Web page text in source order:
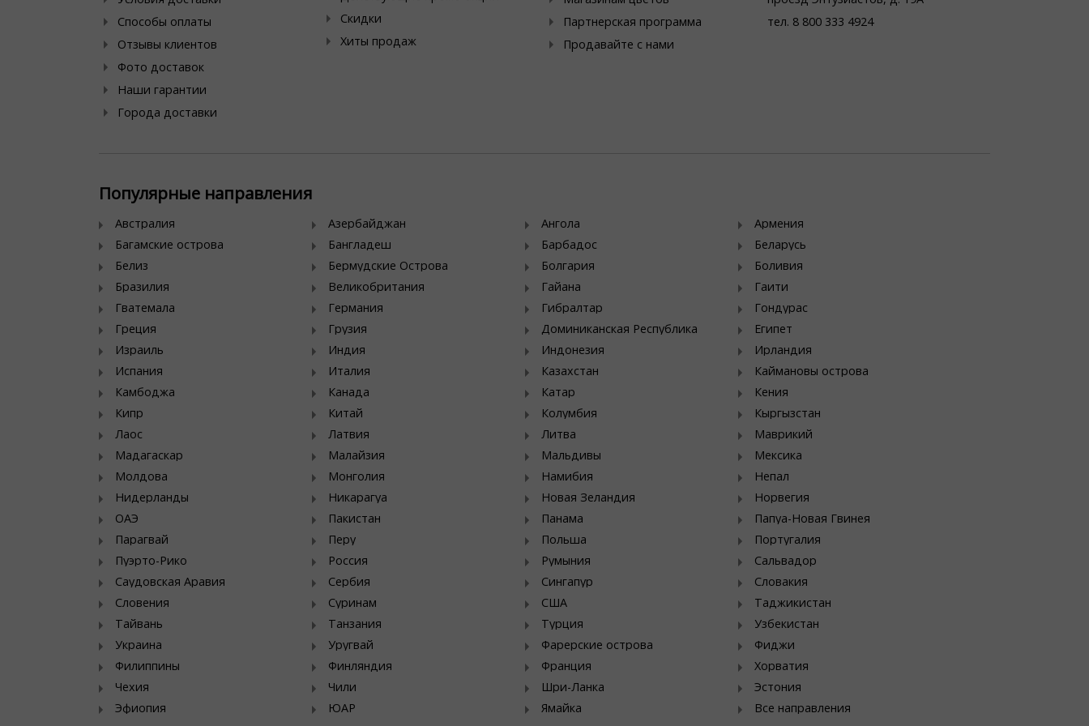
Способы оплаты
Отзывы клиентов
Фото доставок
Наши гарантии
Города доставки
Скидки
Хиты продаж
Партнерская программа
Продавайте с нами
тел. 8 800 333 4924
Популярные направления
Австралия Азербайджан Ангола
Армения
Багамские острова
Бангладеш Барбадос
Беларусь
Белиз
Бермудские Острова Болгария
Боливия
Бразилия
Великобритания Гайана
Гаити
Гватемала
Германия Гибралтар
Гондурас
Греция
Грузия Доминиканская Республика
Египет
Израиль
Индия Индонезия
Ирландия
Испания
Италия Казахстан
Каймановы острова
Камбоджа
Канада Катар
Кения
Кипр
Китай Колумбия
Кыргызстан
Лаос
Латвия Литва
Маврикий
Мадагаскар
Малайзия Мальдивы
Мексика
Молдова
Монголия Намибия
Непал
Нидерланды
Никарагуа Новая Зеландия
Норвегия
ОАЭ
Пакистан Панама
Папуа-Новая Гвинея
Парагвай
Перу Польша
Португалия
Пуэрто-Рико
Россия Румыния
Сальвадор
Саудовская Аравия
Сербия Сингапур
Словакия
Словения
Суринам США
Таджикистан
Тайвань
Танзания Турция
Узбекистан
Украина
Уругвай Фарерские острова
Фиджи
Филиппины
Финляндия Франция
Хорватия
Чехия
Чили Шри-Ланка
Эстония
Эфиопия
ЮАР Ямайка Все направления